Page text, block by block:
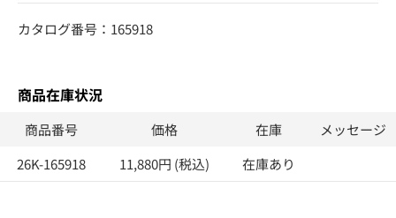
カタログ番号：165918
商品在庫状況
商品番号 価格 在庫
メッセージ
26K-165918
11,880円 (税込) 在庫あり